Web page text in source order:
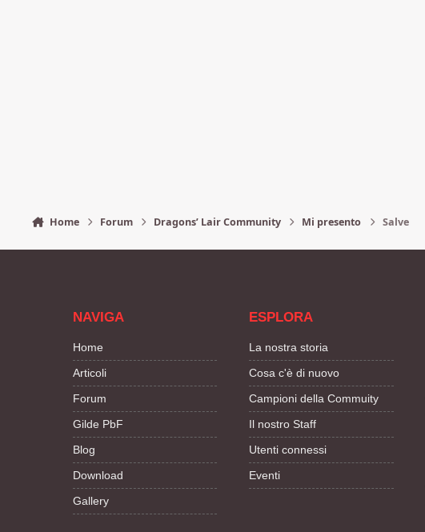
Home Forum Dragons’ Lair Community Mi presento Salve
NAVIGA
Home
Articoli
Forum
Gilde PbF
Blog
Download
Gallery
ESPLORA
La nostra storia
Cosa c'è di nuovo
Campioni della Commuity
Il nostro Staff
Utenti connessi
Eventi